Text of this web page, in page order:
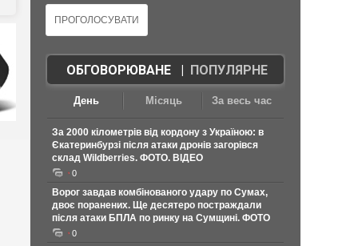
ОБГОВОРЮВАНЕ| ПОПУЛЯРНЕ
День Місяць За весь час
За 2000 кілометрів від кордону з Україною: в
Єкатеринбурзі після атаки дронів загорівся
склад Wildberries. ФОТО. ВІДЕО
0
Ворог завдав комбінованого удару по Сумах,
двоє поранених. Ще десятеро постраждали
після атаки БПЛА по ринку на Сумщині. ФОТО
0